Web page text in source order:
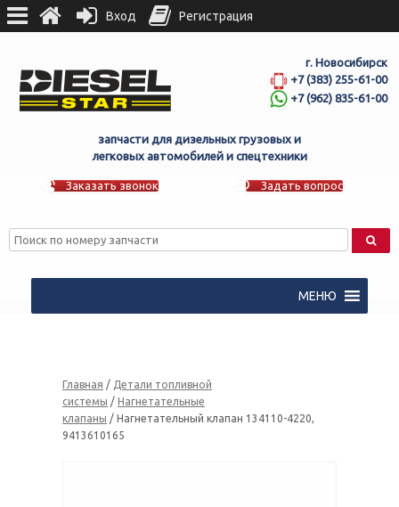
г. Новосибирск
+7 (383) 255-61-00
+7 (962) 835-61-00
запчасти для дизельных грузовых и
легковых автомобилей и спецтехники
Заказать звонок Задать вопрос
МЕНЮ
Главная / Детали топливной
системы / Нагнетательные
клапаны / Нагнетательный клапан 134110-4220,
9413610165
Вход Регистрация